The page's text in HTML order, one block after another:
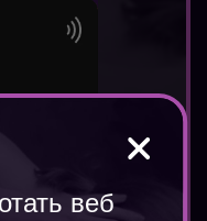
веб